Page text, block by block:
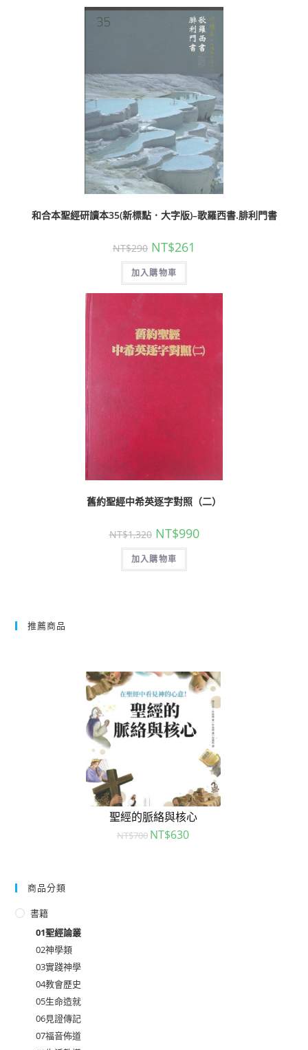
和合本聖經研讀本35(新標點．大字版)–歌羅西書.腓利門書
NT$290 NT$261
加入購物車
舊約聖經中希英逐字對照（二）
NT$1,320 NT$990
加入購物車
推薦商品
聖經的脈絡與核心
NT$700 NT$630
商品分類
書籍
01聖經論叢
02神學類
03實踐神學
04教會歷史
05生命造就
06見證傳記
07福音佈道